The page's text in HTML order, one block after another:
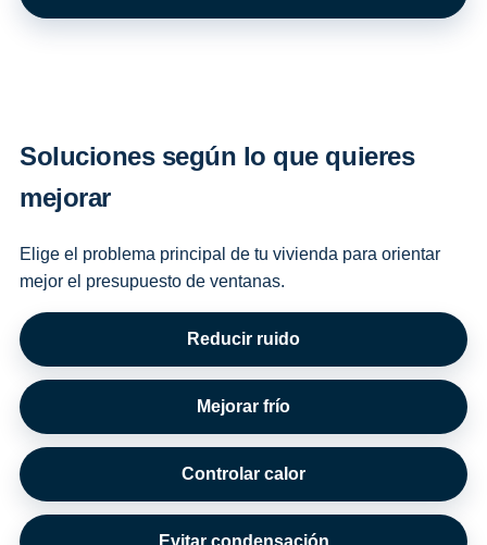
Soluciones según lo que quieres
mejorar
Elige el problema principal de tu vivienda para orientar
mejor el presupuesto de ventanas.
Reducir ruido
Mejorar frío
Controlar calor
Evitar condensación